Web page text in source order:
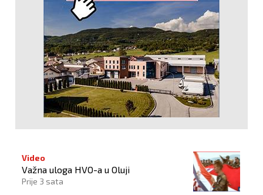
Video
Važna uloga HVO-a u Oluji
Prije 3 sata